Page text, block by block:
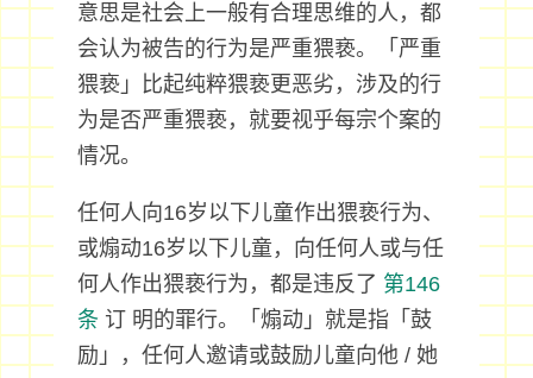
意思是社会上一般有合理思维的人，都
会认为被告的行为是严重猥亵。「严重
猥亵」比起纯粹猥亵更恶劣，涉及的行
为是否严重猥亵，就要视乎每宗个案的
情况。
任何人向16岁以下儿童作出猥亵行为、
或煽动16岁以下儿童，向任何人或与任
何人作出猥亵行为，都是违反了 第146
条订 明的罪行。「煽动」就是指「鼓
励」，任何人邀请或鼓励儿童向他 / 她